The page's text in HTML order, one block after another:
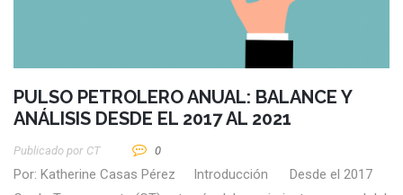
PULSO PETROLERO ANUAL: BALANCE Y
ANÁLISIS DESDE EL 2017 AL 2021
Publicado por CT 0
Por: Katherine Casas Pérez Introducción Desde el 2017